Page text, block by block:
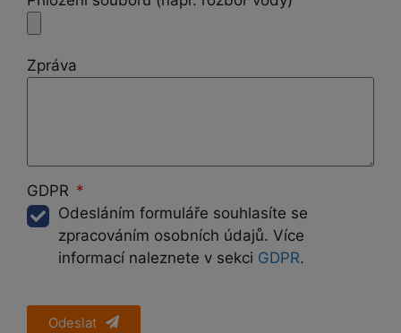
Zpráva
GDPR
Odesláním formuláře souhlasíte se
zpracováním osobních údajů. Více
informací naleznete v sekci GDPR.
Odeslat